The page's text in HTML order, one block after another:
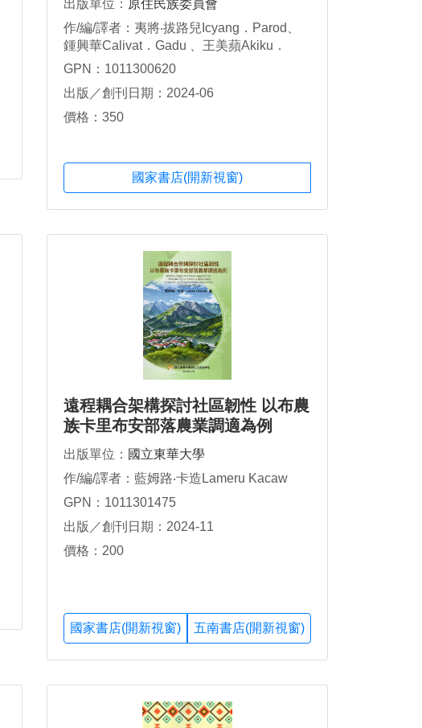
出版單位： 原住民族委員會
作/編/譯者：夷將‧拔路兒Icyang．Parod、
鍾興華Calivat．Gadu 、王美蘋Akiku．
Haisum、雅柏甦詠．博伊哲努
莎韻．斗夙Sayun．Tosu、李政專、梁瑋
GPN：1011300620
出版／創刊日期：2024-06
價格：350
國家書店(開新視窗)
遠程耦合架構探討社區韌性 以布農
族卡里布安部落農業調適為例
出版單位： 國立東華大學
作/編/譯者：藍姆路‧卡造Lameru Kacaw
GPN：1011301475
出版／創刊日期：2024-11
價格：200
國家書店(開新視窗) 五南書店(開新視窗)